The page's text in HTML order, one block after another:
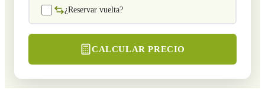
¿Reservar vuelta?
CALCULAR PRECIO